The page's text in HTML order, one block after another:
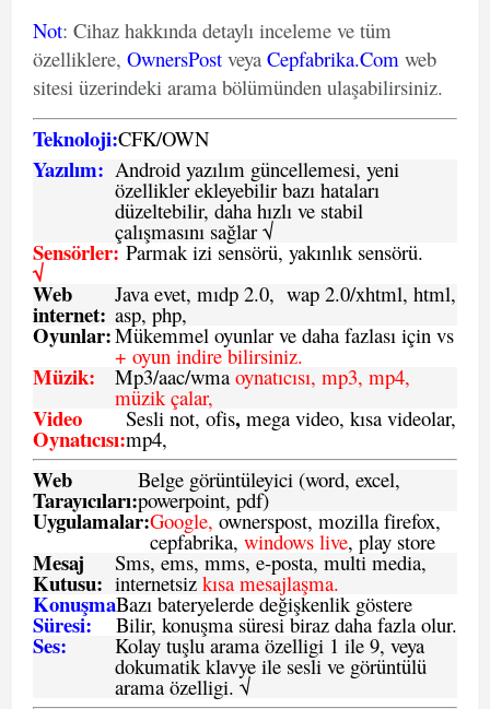
Not: Cihaz hakkında detaylı inceleme ve tüm
özelliklere, OwnersPost veya Cepfabrika.Com web
sitesi üzerindeki arama bölümünden ulaşabilirsiniz.
Teknoloji:CFK/OWN
Yazılım: Android yazılım güncellemesi, yeni
özellikler ekleyebilir bazı hataları
düzeltebilir, daha hızlı ve stabil
çalışmasını sağlar √
Sensörler:
√
Parmak izi sensörü, yakınlık sensörü.
Web
internet:
Java evet, mıdp 2.0, wap 2.0/xhtml, html,
asp, php,
Oyunlar:Mükemmel oyunlar ve daha fazlası için vs
+ oyun indire bilirsiniz.
Müzik: Mp3/aac/wmaoynatıcısı, mp3, mp4,
müzik çalar,
Video
Oynatıcısı:
Sesli not, ofis, mega video, kısa videolar,
mp4,
Web
Tarayıcıları:
Belge görüntüleyici (word, excel,
powerpoint, pdf)
Uygulamalar:Google, ownerspost, mozilla firefox,
cepfabrika, windows live, play store
Mesaj
Kutusu:
Sms, ems, mms, e-posta, multi media,
internetsiz kısa mesajlaşma.
Konuşma
Süresi:
Bazı bateryelerde değişkenlik göstere
Bilir, konuşma süresi biraz daha fazla olur.
Ses: Kolay tuşlu arama özelligi 1 ile 9, veya
dokumatik klavye ile sesli ve görüntülü
arama özelligi. √